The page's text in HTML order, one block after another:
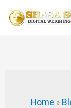
Home »